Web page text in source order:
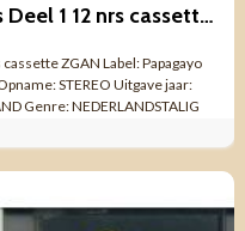
Puur Hollands Originele Hits Deel 1 12 nrs cassette ZGAN
ZGAN Label: Papagayo
STEREO Uitgave jaar:
Genre: NEDERLANDSTALIG